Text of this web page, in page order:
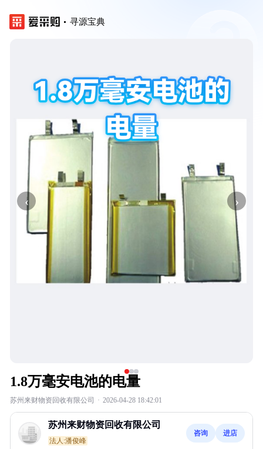
寻源宝典
‹ ›
1.8万毫安电池的电量
苏州来财物资回收有限公司 · 2026-04-28 18:42:01
苏州来财物资回收有限公司
法人:潘俊峰
咨询 进店